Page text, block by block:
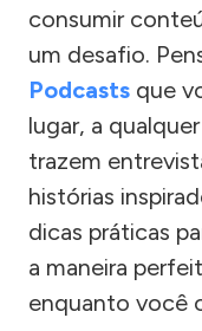
consumir
um desafio.
Podcasts que
lugar, a
trazem
histórias
dicas práticas
a maneira
enquanto você